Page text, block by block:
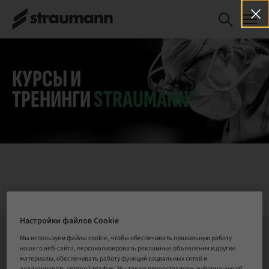
Dental CPD -
Single Implant
Restorations,
Extractions and
Socket Grafting-
4 Days Hands on
Patient Program-
ЗАРЕГИСТРИРОВАТЬСЯ
КУРСЫ И
ТРЕНИНГИSTRAUMANN®
СВЯЗАТЬСЯ С НАМИ
Настройки файлов Cookie
Мы используем файлы cookie, чтобы обеспечивать правильную работу
нашего веб-сайта, персонализировать рекламные объявления и другие
материалы, обеспечивать работу функций социальных сетей и